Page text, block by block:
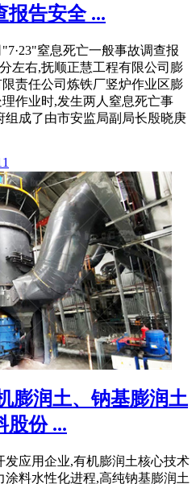
报告安全 ...
窒息死亡一般事故调查报
左右,抚顺正慧工程有限公司膨
责任公司炼铁厂竖炉作业区膨
作业时,发生两人窒息死亡事
组成了由市安监局副局长殷晓庚
膨润土、钠基膨润土
股份 ...
发应用企业,有机膨润土核心技术
料水性化进程,高纯钠基膨润土